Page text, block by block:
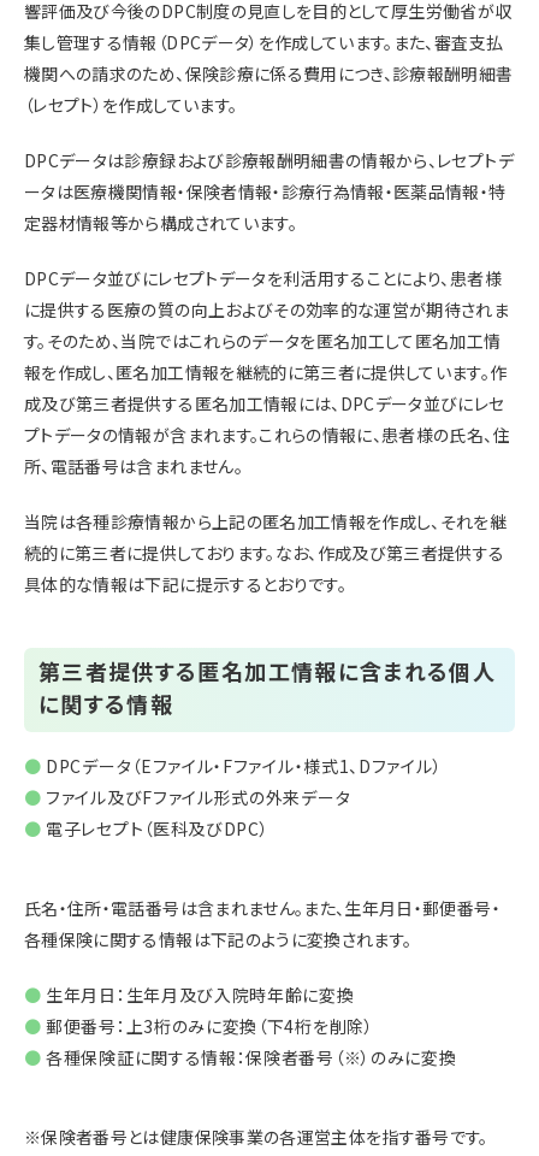
響評価及び今後のDPC制度の見直しを目的として厚生労働省が収
集し管理する情報（DPCデータ）を作成しています。また、審査支払
機関への請求のため、保険診療に係る費用につき、診療報酬明細書
（レセプト）を作成しています。
DPCデータは診療録および診療報酬明細書の情報から、レセプトデ
ータは医療機関情報・保険者情報・診療行為情報・医薬品情報・特
定器材情報等から構成されています。
DPCデータ並びにレセプトデータを利活用することにより、患者様
に提供する医療の質の向上およびその効率的な運営が期待されま
す。そのため、当院ではこれらのデータを匿名加工して匿名加工情
報を作成し、匿名加工情報を継続的に第三者に提供しています。作
成及び第三者提供する匿名加工情報には、DPCデータ並びにレセ
プトデータの情報が含まれます。これらの情報に、患者様の氏名、住
所、電話番号は含まれません。
当院は各種診療情報から上記の匿名加工情報を作成し、それを継
続的に第三者に提供しております。なお、作成及び第三者提供する
具体的な情報は下記に提示するとおりです。
第三者提供する匿名加工情報に含まれる個人
に関する情報
DPCデータ（Eファイル・Fファイル・様式1、Dファイル）
ファイル及びFファイル形式の外来データ
電子レセプト（医科及びDPC）
氏名・住所・電話番号は含まれません。また、生年月日・郵便番号・
各種保険に関する情報は下記のように変換されます。
生年月日：生年月及び入院時年齢に変換
郵便番号：上3桁のみに変換（下4桁を削除）
各種保険証に関する情報：保険者番号（※）のみに変換
※保険者番号とは健康保険事業の各運営主体を指す番号です。